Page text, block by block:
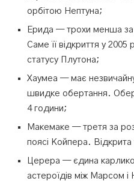
орбітою Нептуна;
Ерида — трохи менша
Саме її відкриття у
статусу Плутона;
Хаумеа — має
швидке обертання.
4 години;
Макемаке — третя за
поясі Койпера. Відкрита
Церера — єдина
астероїдів між Марсом